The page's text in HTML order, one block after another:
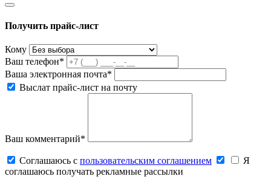
Получить прайс-лист
Кому
Ваш телефон*
Ваша электронная почта*
Выслат прайс-лист на почту
Ваш комментарий*
Соглашаюсь c пользовательским соглашением
Я
соглашаюсь получать рекламные рассылки